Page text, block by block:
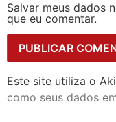
Salvar meus dados
que eu comentar.
Este site utiliza o
como seus dados